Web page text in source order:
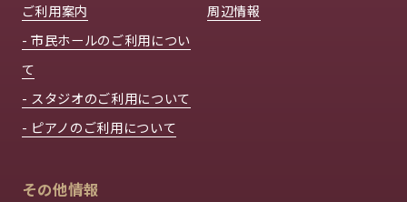
ご利用案内
- 市民ホールのご利用につい
て
- スタジオのご利用について
- ピアノのご利用について
周辺情報
その他情報